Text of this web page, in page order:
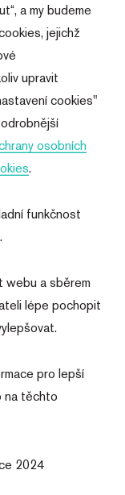
a my budeme
jejichž
upravit
cookies"
osobních
.
funkčnost
webu a sběrem
lépe pochopit
pro lepší
na těchto
2024